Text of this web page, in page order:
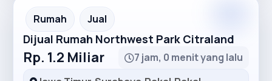
Recommended
Rumah Jual
Dijual Rumah Northwest Park Citraland
Rp. 1.2 Miliar
7 jam, 0 menit yang lalu